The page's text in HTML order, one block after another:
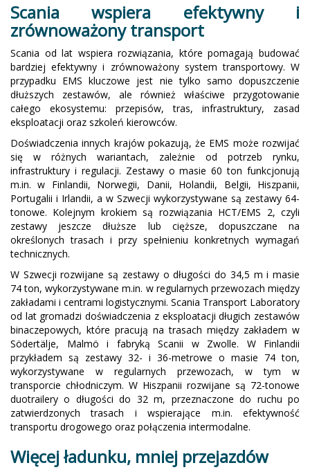
Scania wspiera efektywny i
zrównoważony transport
Scania od lat wspiera rozwiązania, które pomagają budować
bardziej efektywny i zrównoważony system transportowy. W
przypadku EMS kluczowe jest nie tylko samo dopuszczenie
dłuższych zestawów, ale również właściwe przygotowanie
całego ekosystemu: przepisów, tras, infrastruktury, zasad
eksploatacji oraz szkoleń kierowców.
Doświadczenia innych krajów pokazują, że EMS może rozwijać
się w różnych wariantach, zależnie od potrzeb rynku,
infrastruktury i regulacji. Zestawy o masie 60 ton funkcjonują
m.in. w Finlandii, Norwegii, Danii, Holandii, Belgii, Hiszpanii,
Portugalii i Irlandii, a w Szwecji wykorzystywane są zestawy 64-
tonowe. Kolejnym krokiem są rozwiązania HCT/EMS 2, czyli
zestawy jeszcze dłuższe lub cięższe, dopuszczane na
określonych trasach i przy spełnieniu konkretnych wymagań
technicznych.
W Szwecji rozwijane są zestawy o długości do 34,5 m i masie
74 ton, wykorzystywane m.in. w regularnych przewozach między
zakładami i centrami logistycznymi. Scania Transport Laboratory
od lat gromadzi doświadczenia z eksploatacji długich zestawów
binaczepowych, które pracują na trasach między zakładem w
Södertälje, Malmö i fabryką Scanii w Zwolle. W Finlandii
przykładem są zestawy 32- i 36-metrowe o masie 74 ton,
wykorzystywane w regularnych przewozach, w tym w
transporcie chłodniczym. W Hiszpanii rozwijane są 72-tonowe
duotrailery o długości do 32 m, przeznaczone do ruchu po
zatwierdzonych trasach i wspierające m.in. efektywność
transportu drogowego oraz połączenia intermodalne.
Więcej ładunku, mniej przejazdów